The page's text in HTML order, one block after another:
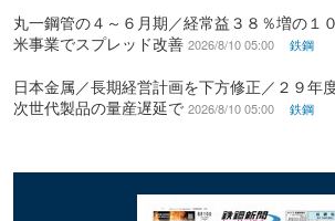
丸一鋼管の４～６月期／経常益３８％増の１
米事業でスプレッド改善 2026/8/10 05:00 鉄鋼
日本金属／長期経営計画を下方修正／２９年
次世代製品の量産遅延で 2026/8/10 05:00 鉄鋼